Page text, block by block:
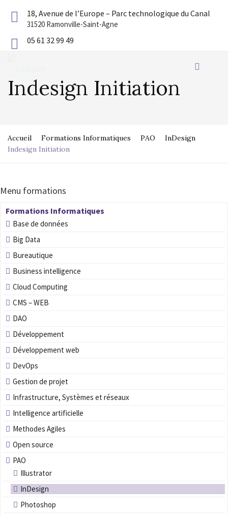
18, Avenue de l’Europe – Parc technologique du Canal
31520 Ramonville-Saint-Agne
05 61 32 99 49
Indesign Initiation
Accueil Formations Informatiques PAO
InDesign
Indesign Initiation
Menu formations
Formations Informatiques
Base de données
Big Data
Bureautique
Business intelligence
Cloud Computing
CMS – WEB
DAO
Développement
Développement web
DevOps
Gestion de projet
Infrastructure, Systèmes et réseaux
Intelligence artificielle
Methodes Agiles
Open source
PAO
Illustrator
InDesign
Photoshop